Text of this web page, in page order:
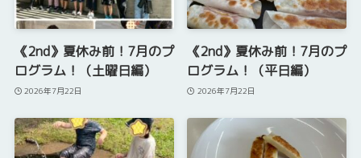
《2nd》夏休み前！7月のプ
ログラム！（土曜日編）
2026年7月22日
《2nd》夏休み前！7月のプ
ログラム！（平日編）
2026年7月22日